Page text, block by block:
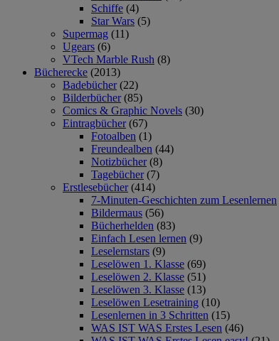
Schiffe (4)
Star Wars (5)
Supermag (11)
Ugears (6)
VTech Marble Rush (8)
Bücherecke (2013)
Badebücher (22)
Bilderbücher (85)
Comics & Graphic Novels (30)
Eintragbücher (67)
Fotoalben (1)
Freundealben (44)
Notizbücher (8)
Tagebücher (7)
Erstlesebücher (414)
7-Minuten-Geschichten zum Lesenlernen
Bildermaus (56)
Bücherhelden (83)
Einfach Lesen lernen (9)
Leselernstars (9)
Leselöwen 1. Klasse (69)
Leselöwen 2. Klasse (51)
Leselöwen 3. Klasse (13)
Leselöwen Lesetraining (10)
Lesenlernen in 3 Schritten (15)
WAS IST WAS Erstes Lesen (46)